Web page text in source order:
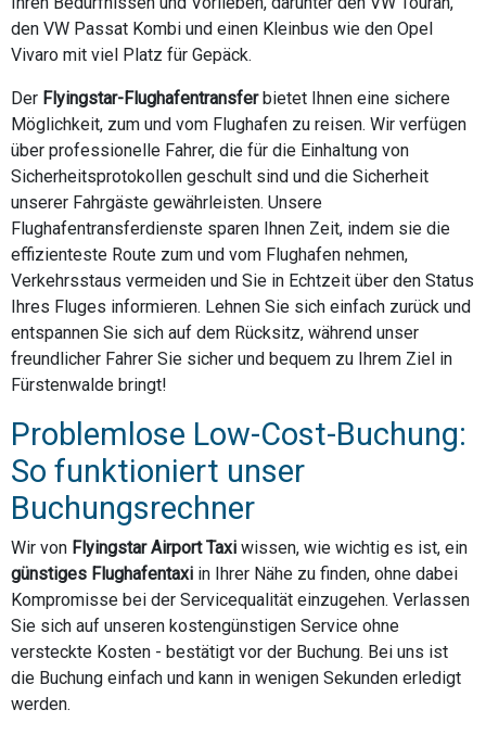
den VW Passat Kombi und einen Kleinbus wie den Opel
Vivaro mit viel Platz für Gepäck.
Der Flyingstar-Flughafentransferbietet Ihnen eine sichere
Möglichkeit, zum und vom Flughafen zu reisen. Wir verfügen
über professionelle Fahrer, die für die Einhaltung von
Sicherheitsprotokollen geschult sind und die Sicherheit
unserer Fahrgäste gewährleisten. Unsere
Flughafentransferdienste sparen Ihnen Zeit, indem sie die
effizienteste Route zum und vom Flughafen nehmen,
Verkehrsstaus vermeiden und Sie in Echtzeit über den Status
Ihres Fluges informieren. Lehnen Sie sich einfach zurück und
entspannen Sie sich auf dem Rücksitz, während unser
freundlicher Fahrer Sie sicher und bequem zu Ihrem Ziel in
Fürstenwalde bringt!
Problemlose Low-Cost-Buchung:
So funktioniert unser
Buchungsrechner
Wir von Flyingstar Airport Taxi wissen, wie wichtig es ist, ein
günstiges Flughafentaxi in Ihrer Nähe zu finden, ohne dabei
Kompromisse bei der Servicequalität einzugehen. Verlassen
Sie sich auf unseren kostengünstigen Service ohne
versteckte Kosten - bestätigt vor der Buchung. Bei uns ist
die Buchung einfach und kann in wenigen Sekunden erledigt
werden.